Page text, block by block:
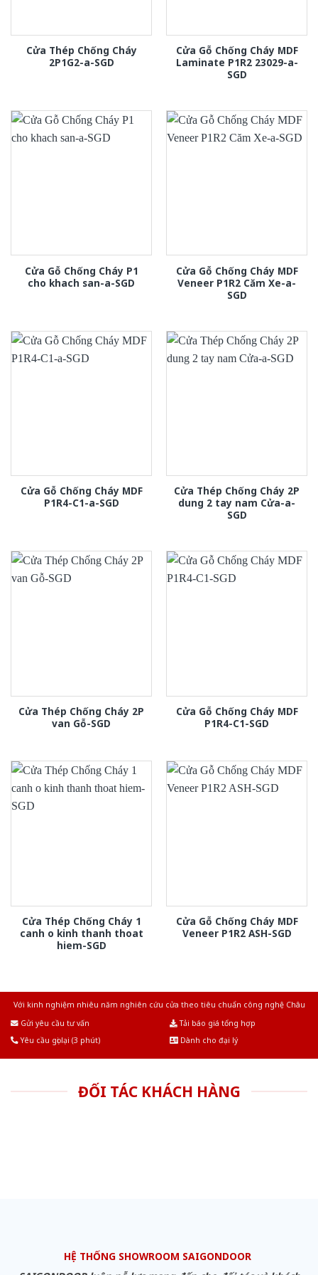
Cửa Thép Chống Cháy
2P1G2-a-SGD
Cửa Gỗ Chống Cháy MDF
Laminate P1R2 23029-a-
SGD
Cửa Gỗ Chống Cháy P1
cho khach san-a-SGD
Cửa Gỗ Chống Cháy MDF
Veneer P1R2 Căm Xe-a-
SGD
Cửa Gỗ Chống Cháy MDF
P1R4-C1-a-SGD
Cửa Thép Chống Cháy 2P
dung 2 tay nam Cửa-a-
SGD
Cửa Thép Chống Cháy 2P
van Gỗ-SGD
Cửa Gỗ Chống Cháy MDF
P1R4-C1-SGD
Cửa Thép Chống Cháy 1
canh o kinh thanh thoat
hiem-SGD
Cửa Gỗ Chống Cháy MDF
Veneer P1R2 ASH-SGD
Với kinh nghiệm nhiêu năm nghiên cứu cửa theo tiêu chuẩn công nghệ Châu
Gửi yêu cầu tư vấn
Tải báo giá tổng hợp
Yêu cầu gọi lại (3 phút)
Dành cho đại lý
ĐỐI TÁC KHÁCH HÀNG
HỆ THỐNG SHOWROOM SAIGONDOOR